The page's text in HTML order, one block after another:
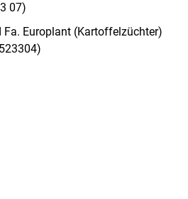
07)
Fa. Europlant (Kartoffelzüch­ter)